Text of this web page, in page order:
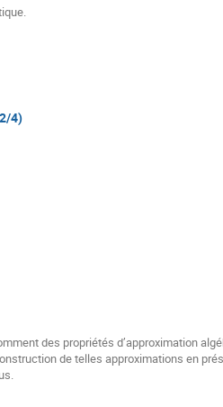
4)
des propriétés d’approximation
de telles approximations en